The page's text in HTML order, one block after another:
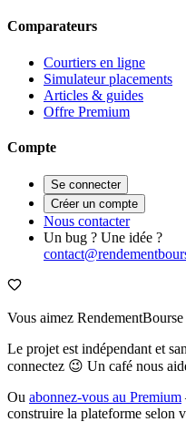
Comparateurs
Courtiers en ligne
Simulateur placements
Articles & guides
Offre Premium
Compte
Se connecter
Créer un compte
Nous contacter
Un bug ? Une idée ?
Vous aimez RendementBourse
Le projet est indépendant et
connectez 😉 Un café nous
Ou abonnez-vous au Premium
construire la plateforme selon